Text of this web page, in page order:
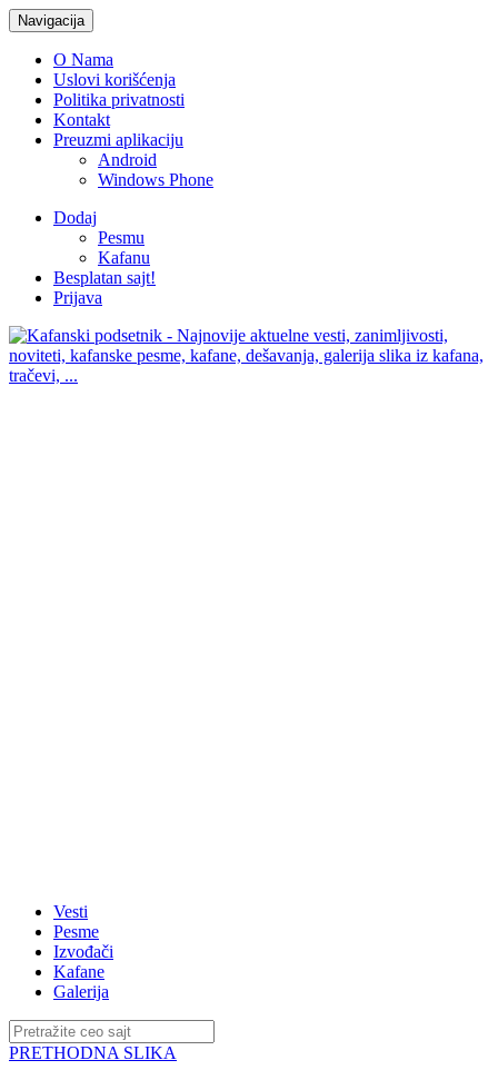
Navigacija
O Nama
Uslovi korišćenja
Politika privatnosti
Kontakt
Preuzmi aplikaciju
Android
Windows Phone
Dodaj
Pesmu
Kafanu
Besplatan sajt!
Prijava
Vesti
Pesme
Izvođači
Kafane
Galerija
PRETHODNA SLIKA